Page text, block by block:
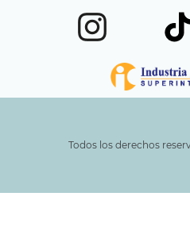
Todos los derechos